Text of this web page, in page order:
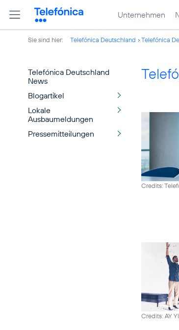
Unternehmen
Sie sind hier: Telefónica Deutschland Telefónica
Telefónica Deutschland
News
Blogartikel
Lokale
Ausbaumeldungen
Pressemitteilungen
Credits:
Credits: AY